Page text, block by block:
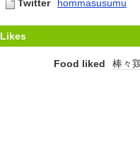
Twitter hommasusumu
Likes
Food liked 棒々